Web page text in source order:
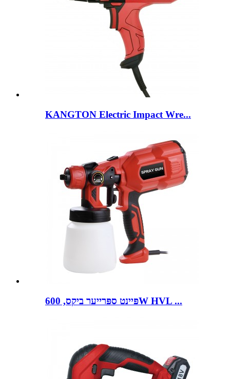
KANGTON Electric Impact Wre...
פּיינט ספּרייער ביקס, 600W HVL ...